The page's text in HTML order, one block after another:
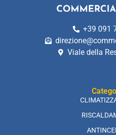
+39 091
Viale della